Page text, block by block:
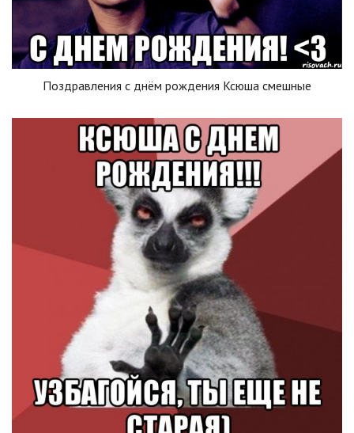
Поздравления с днём рождения Ксюша смешные